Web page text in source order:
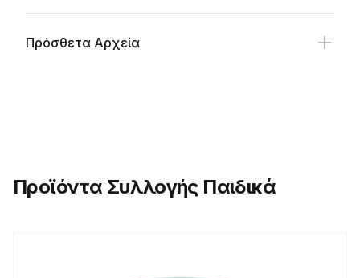
Πρόσθετα Αρχεία
Προϊόντα Συλλογής Παιδικά